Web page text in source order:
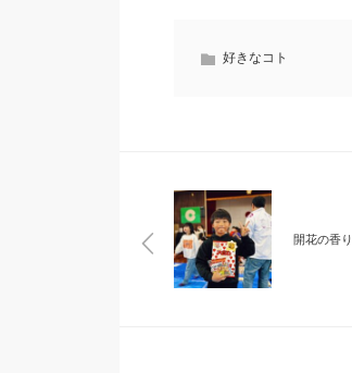
好きなコト
開花の香り